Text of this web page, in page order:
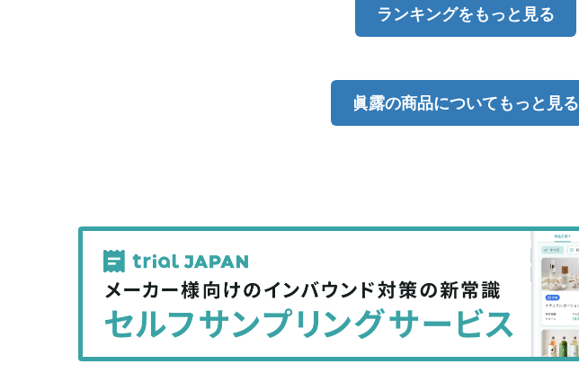
ランキングをもっと見る
眞露の商品についてもっと見る